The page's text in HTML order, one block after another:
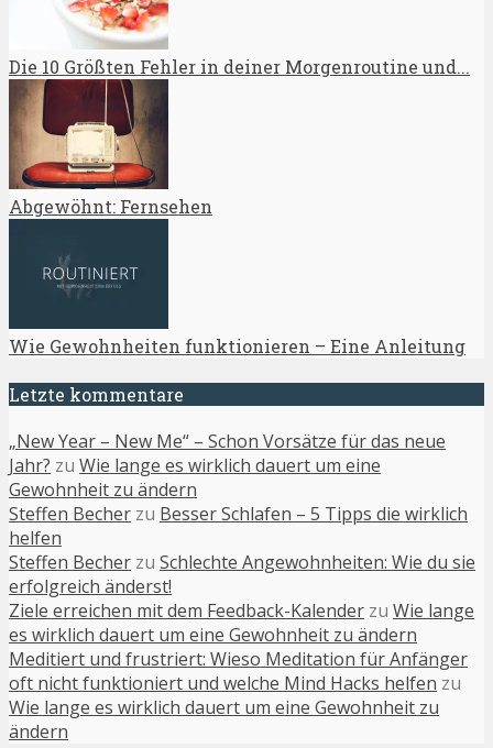
Die 10 Größten Fehler in deiner Morgenroutine und...
Abgewöhnt: Fernsehen
Wie Gewohnheiten funktionieren – Eine Anleitung
Letzte kommentare
„New Year – New Me“ – Schon Vorsätze für das neue
Jahr? zu Wie lange es wirklich dauert um eine
Gewohnheit zu ändern
Steffen Becher zu Besser Schlafen – 5 Tipps die wirklich
helfen
Steffen Becher zu Schlechte Angewohnheiten: Wie du sie
erfolgreich änderst!
Ziele erreichen mit dem Feedback-Kalender zu Wie lange
es wirklich dauert um eine Gewohnheit zu ändern
Meditiert und frustriert: Wieso Meditation für Anfänger
oft nicht funktioniert und welche Mind Hacks helfen zu
Wie lange es wirklich dauert um eine Gewohnheit zu
ändern